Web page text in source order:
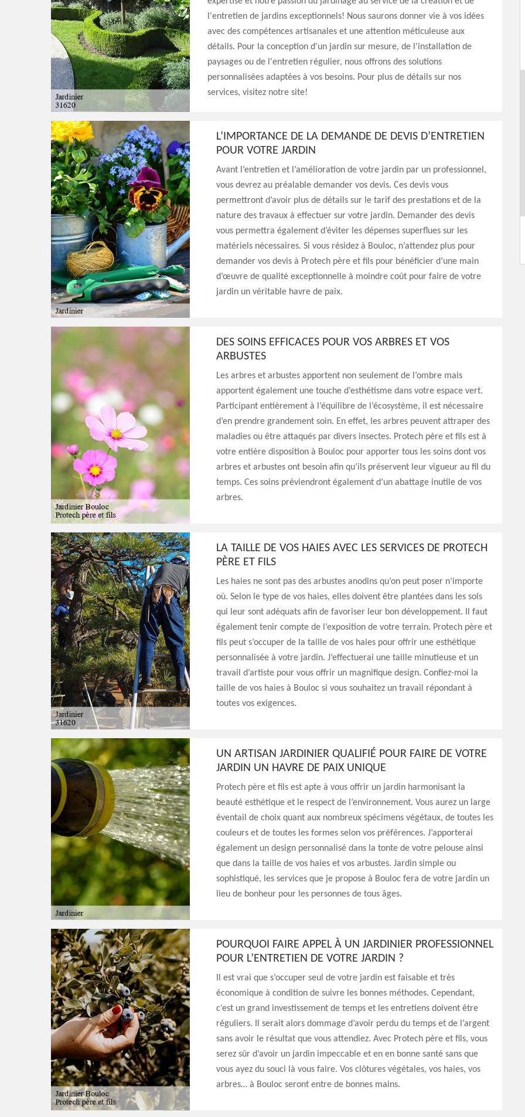
l'entretien de jardins exceptionnels! Nous saurons donner vie à vos idées
avec des compétences artisanales et une attention méticuleuse aux
détails. Pour la conception d'un jardin sur mesure, de l'installation de
paysages ou de l'entretien régulier, nous offrons des solutions
personnalisées adaptées à vos besoins. Pour plus de détails sur nos
services, visitez notre site!
L’IMPORTANCE DE LA DEMANDE DE DEVIS D’ENTRETIEN
POUR VOTRE JARDIN
Avant l’entretien et l’amélioration de votre jardin par un professionnel,
vous devrez au préalable demander vos devis. Ces devis vous
permettront d’avoir plus de détails sur le tarif des prestations et de la
nature des travaux à effectuer sur votre jardin. Demander des devis
vous permettra également d’éviter les dépenses superflues sur les
matériels nécessaires. Si vous résidez à Bouloc, n’attendez plus pour
demander vos devis à Protech père et fils pour bénéficier d’une main
d’œuvre de qualité exceptionnelle à moindre coût pour faire de votre
jardin un véritable havre de paix.
DES SOINS EFFICACES POUR VOS ARBRES ET VOS
ARBUSTES
Les arbres et arbustes apportent non seulement de l’ombre mais
apportent également une touche d’esthétisme dans votre espace vert.
Participant entièrement à l’équilibre de l’écosystème, il est nécessaire
d’en prendre grandement soin. En effet, les arbres peuvent attraper des
maladies ou être attaqués par divers insectes. Protech père et fils est à
votre entière disposition à Bouloc pour apporter tous les soins dont vos
arbres et arbustes ont besoin afin qu’ils préservent leur vigueur au fil du
temps. Ces soins préviendront également d’un abattage inutile de vos
arbres.
LA TAILLE DE VOS HAIES AVEC LES SERVICES DE PROTECH
PÈRE ET FILS
Les haies ne sont pas des arbustes anodins qu’on peut poser n’importe
où. Selon le type de vos haies, elles doivent être plantées dans les sols
qui leur sont adéquats afin de favoriser leur bon développement. Il faut
également tenir compte de l’exposition de votre terrain. Protech père et
fils peut s’occuper de la taille de vos haies pour offrir une esthétique
personnalisée à votre jardin. J’effectuerai une taille minutieuse et un
travail d’artiste pour vous offrir un magnifique design. Confiez-moi la
taille de vos haies à Bouloc si vous souhaitez un travail répondant à
toutes vos exigences.
UN ARTISAN JARDINIER QUALIFIÉ POUR FAIRE DE VOTRE
JARDIN UN HAVRE DE PAIX UNIQUE
Protech père et fils est apte à vous offrir un jardin harmonisant la
beauté esthétique et le respect de l’environnement. Vous aurez un large
éventail de choix quant aux nombreux spécimens végétaux, de toutes les
couleurs et de toutes les formes selon vos préférences. J’apporterai
également un design personnalisé dans la tonte de votre pelouse ainsi
que dans la taille de vos haies et vos arbustes. Jardin simple ou
sophistiqué, les services que je propose à Bouloc fera de votre jardin un
lieu de bonheur pour les personnes de tous âges.
POURQUOI FAIRE APPEL À UN JARDINIER PROFESSIONNEL
POUR L’ENTRETIEN DE VOTRE JARDIN ?
Il est vrai que s’occuper seul de votre jardin est faisable et très
économique à condition de suivre les bonnes méthodes. Cependant,
c’est un grand investissement de temps et les entretiens doivent être
réguliers. Il serait alors dommage d’avoir perdu du temps et de l’argent
sans avoir le résultat que vous attendiez. Avec Protech père et fils, vous
serez sûr d’avoir un jardin impeccable et en en bonne santé sans que
vous ayez du souci là vous faire. Vos clôtures végétales, vos haies, vos
arbres… à Bouloc seront entre de bonnes mains.